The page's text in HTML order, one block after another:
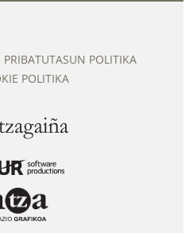
PRIBATUTASUN POLITIKA
POLITIKA